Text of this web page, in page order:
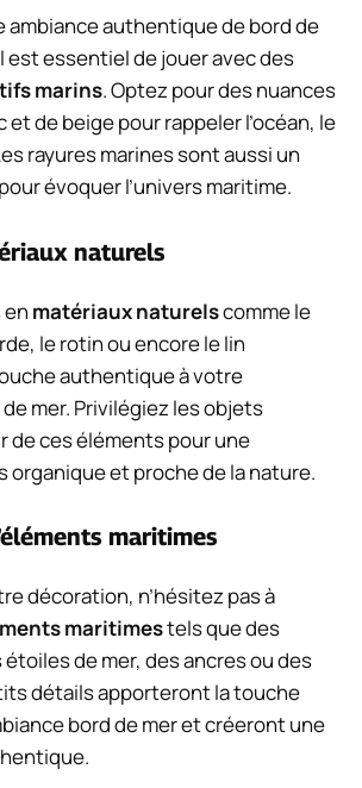
ambiance authentique de bord de
est essentiel de jouer avec des
marins. Optez pour des nuances
et de beige pour rappeler l’océan, le
rayures marines sont aussi un
évoquer l’univers maritime.
naturels
matériaux naturelscomme le
le rotin ou encore le lin
authentique à votre
mer. Privilégiez les objets
de ces éléments pour une
organique et proche de la nature.
maritimes
décoration, n’hésitez pas à
maritimestels que des
de mer, des ancres ou des
détails apporteront la touche
bord de mer et créeront une